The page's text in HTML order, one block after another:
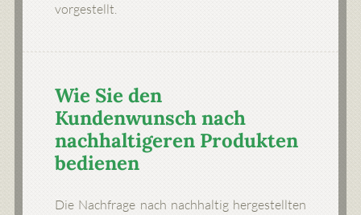
vorgestellt.
Wie Sie den
Kundenwunsch nach
nachhaltigeren Produkten
bedienen
Die Nachfrage nach nachhaltig hergestellten